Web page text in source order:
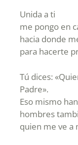
Unida a ti
me pongo en
hacia donde
para hacerte
Tú dices:
Padre».
Eso mismo
hombres
quien me ve a